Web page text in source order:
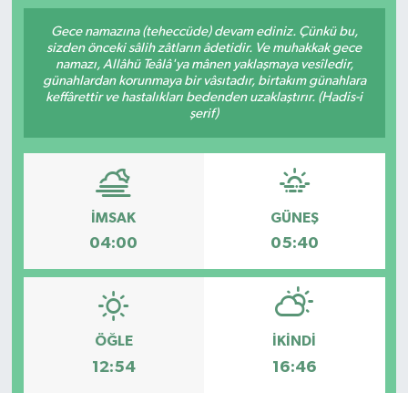
Gece namazına (teheccüde) devam ediniz. Çünkü bu,
sizden önceki sâlih zâtların âdetidir. Ve muhakkak gece
namazı, Allâhü Teâlâ'ya mânen yaklaşmaya vesîledir,
günahlardan korunmaya bir vâsıtadır, birtakım günahlara
keffârettir ve hastalıkları bedenden uzaklaştırır. (Hadis-i
şerif)
İMSAK
04:00
GÜNEŞ
05:40
ÖĞLE
12:54
İKINDI
16:46